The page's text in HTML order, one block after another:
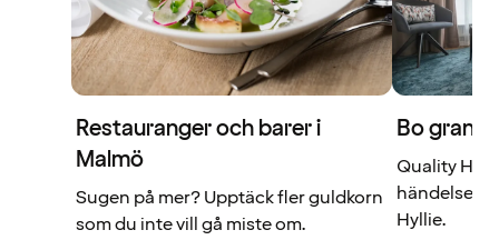
Restauranger och barer i
Malmö
Sugen på mer? Upptäck fler guldkorn
som du inte vill gå miste om.
Bo
Quality
Hyllie.